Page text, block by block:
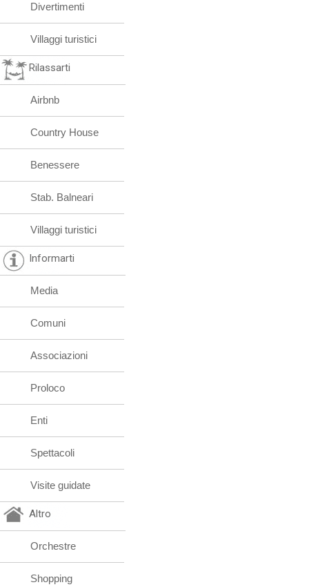
Divertimenti
Villaggi turistici
Rilassarti
Airbnb
Country House
Benessere
Stab. Balneari
Villaggi turistici
Informarti
Media
Comuni
Associazioni
Proloco
Enti
Spettacoli
Visite guidate
Altro
Orchestre
Shopping